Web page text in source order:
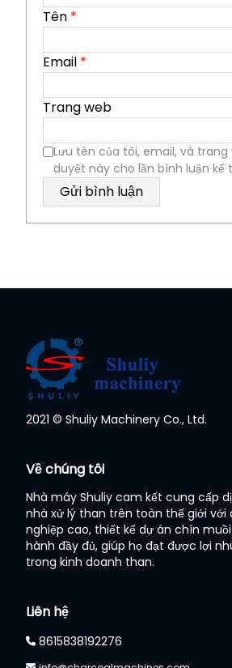
Tên *
Email *
Trang web
Lưu tên của tôi, email, và
duyệt này cho lần bình luận kế
2021 © Shuliy Machinery Co., Ltd.
Về chúng tôi
Nhà máy Shuliy cam kết cung cấp
nhà xử lý than trên toàn thế giới với
nghiệp cao, thiết kế dự án chín
hành đầy đủ, giúp họ đạt được lợi
trong kinh doanh than.
Liên hệ
8615838192276